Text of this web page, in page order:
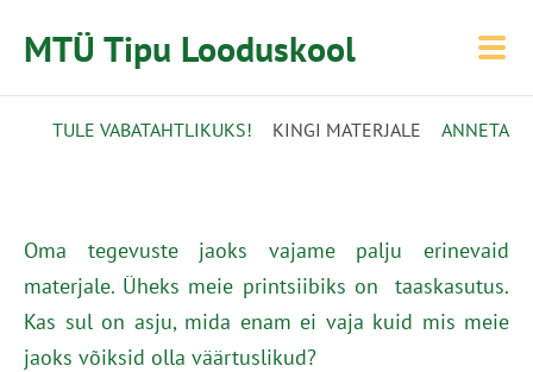
MTÜ Tipu Looduskool
TULE VABATAHTLIKUKS! KINGI MATERJALE ANNETA
Oma tegevuste jaoks vajame palju erinevaid
materjale. Üheks meie printsiibiks on taaskasutus.
Kas sul on asju, mida enam ei vaja kuid mis meie
jaoks võiksid olla väärtuslikud?